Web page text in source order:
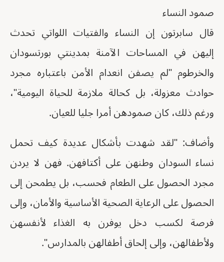
صمود النساء
قال سابرتون إن النساء والفتيات اللواتي تحدث
إليهن في المساحات الآمنة بمدينتي بورتسودان
والخرطوم "لم يصفن انعدام الأمن باعتباره مجرد
حوادث معزولة، بل كحالة ملازمة للحياة اليومية"،
ورغم ذلك، كان صمودهن أمرا جليا للعيان.
وأضاف: "لقد شهدت بأشكال عديدة كيف تحمل
نساء السودان وطنهن على أكتافهن. فهن لا يردن
مجرد الحصول على الطعام فحسب، بل يطمحن إلى
الحصول على الرعاية الصحية الأساسية والأمان، وإلى
فرصة لكسب دخل يوفرن به الغذاء لأنفسهن
ولأطفالهن، وإلى إلحاق أطفالهن بالمدارس".